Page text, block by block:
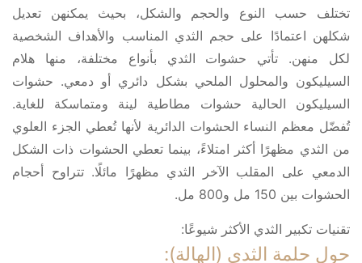
تختلف حسب النوع والحجم والشكل، بحيث يمكنهن تعديل
شكلهن اعتمادًا على حجم الثدي المناسب والأهداف الشخصية
لكل منهن. تأتي حشوات الثدي بأنواع مختلفة، منها هلام
السيليكون والمحلول الملحي بشكل دائري أو دمعي. حشوات
السيليكون الحالية حشوات مطاطية لينة ومتماسكة للغاية.
تُفضّل معظم النساء الحشوات الدائرية لأنها تُعطي الجزء العلوي
من الثدي مظهرًا أكثر امتلاءً، بينما تعطي الحشوات ذات الشكل
الدمعي على المقلب الآخر الثدي مظهرًا مائلًا. تتراوح أحجام
الحشوات بين 150 مل و800 مل.
تقنيات تكبير الثدي الأكثر شيوعًا:
حول حلمة الثدي (الهالة):